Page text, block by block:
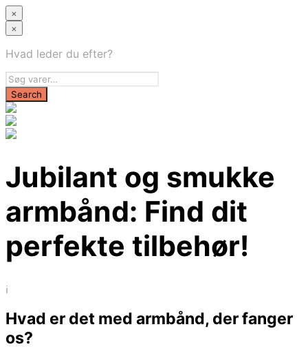
×
×
Hvad leder du efter?
Jubilant og smukke
armbånd: Find dit
perfekte tilbehør!
i
Hvad er det med armbånd, der fanger
os?